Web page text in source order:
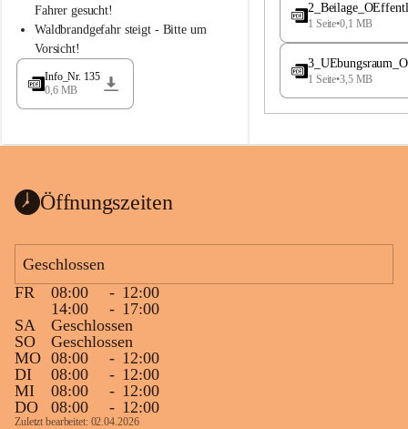
a
d
l
a
Fahrer gesucht!
Waldbrandgefahr steigt - Bitte um
Vorsicht!
Info_Nr. 135
0,6 MB
e
a
1 Seite•0,1 MB
1 Seite•3,5 MB
Öffnungszeiten
Geschlossen
FR
08:00 - 12:00
14:00
- 17:00
SA
Geschlossen
SO
Geschlossen
MO 08:00 - 12:00
DI
08:00 - 12:00
MI
08:00 - 12:00
DO
08:00 - 12:00
Zuletzt bearbeitet: 02.04.2026